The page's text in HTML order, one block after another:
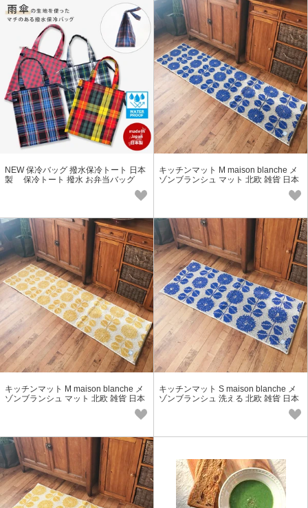
NEW 保冷バッグ 撥水保冷トート 日本
製 保冷トート 撥水 お弁当バッグ
キッチンマット M maison blanche メ
ゾンブランシュ マット 北欧 雑貨 日本
キッチンマット M maison blanche メ
ゾンブランシュ マット 北欧 雑貨 日本
キッチンマット S maison blanche メ
ゾンブランシュ 洗える 北欧 雑貨 日本